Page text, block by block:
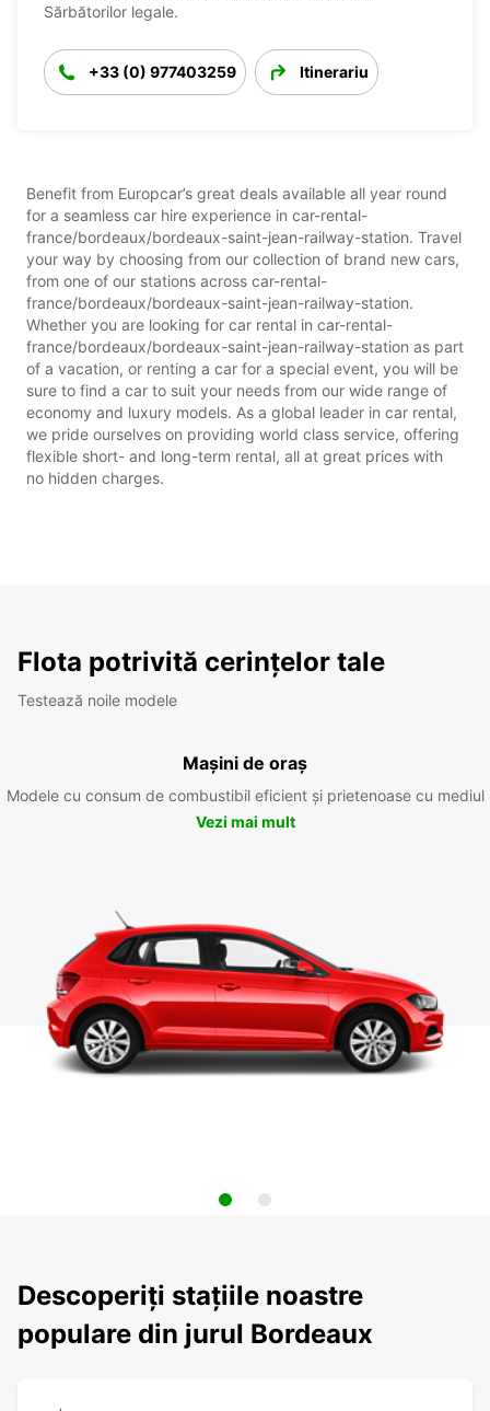
Sărbătorilor legale.
+33 (0) 977403259 Itinerariu
Benefit from Europcar’s great deals available all year round
for a seamless car hire experience in car-rental-
france/bordeaux/bordeaux-saint-jean-railway-station. Travel
your way by choosing from our collection of brand new cars,
from one of our stations across car-rental-
france/bordeaux/bordeaux-saint-jean-railway-station.
Whether you are looking for car rental in car-rental-
france/bordeaux/bordeaux-saint-jean-railway-station as part
of a vacation, or renting a car for a special event, you will be
sure to find a car to suit your needs from our wide range of
economy and luxury models. As a global leader in car rental,
we pride ourselves on providing world class service, offering
flexible short- and long-term rental, all at great prices with
no hidden charges.
Flota potrivită cerințelor tale
Testează noile modele
Mașini de oraș
Modele cu consum de combustibil eficient și prietenoase cu mediul
Vezi mai mult
Descoperiți stațiile noastre
populare din jurul Bordeaux